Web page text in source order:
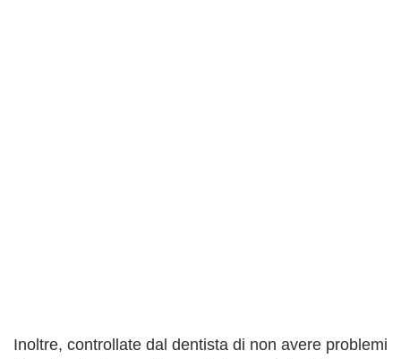
Inoltre, controllate dal dentista di non avere problemi